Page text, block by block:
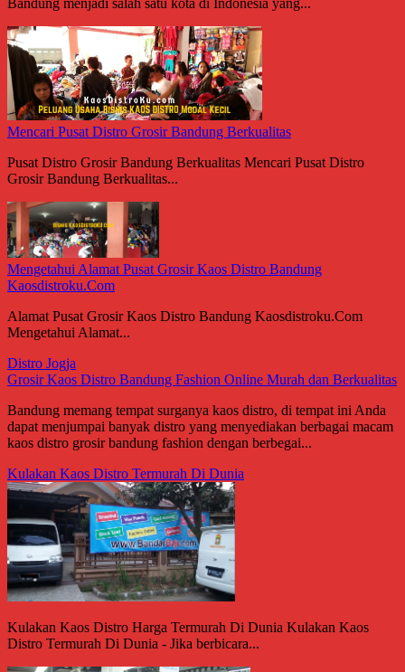
Bandung menjadi salah satu kota di Indonesia yang...
Mencari Pusat Distro Grosir Bandung Berkualitas
Pusat Distro Grosir Bandung Berkualitas Mencari Pusat Distro
Grosir Bandung Berkualitas...
Mengetahui Alamat Pusat Grosir Kaos Distro Bandung
Kaosdistroku.Com
Alamat Pusat Grosir Kaos Distro Bandung Kaosdistroku.Com
Mengetahui Alamat...
Distro Jogja
Grosir Kaos Distro Bandung Fashion Online Murah dan Berkualitas
Bandung memang tempat surganya kaos distro, di tempat ini Anda
dapat menjumpai banyak distro yang menyediakan berbagai macam
kaos distro grosir bandung fashion dengan berbegai...
Kulakan Kaos Distro Termurah Di Dunia
Kulakan Kaos Distro Harga Termurah Di Dunia Kulakan Kaos
Distro Termurah Di Dunia - Jika berbicara...